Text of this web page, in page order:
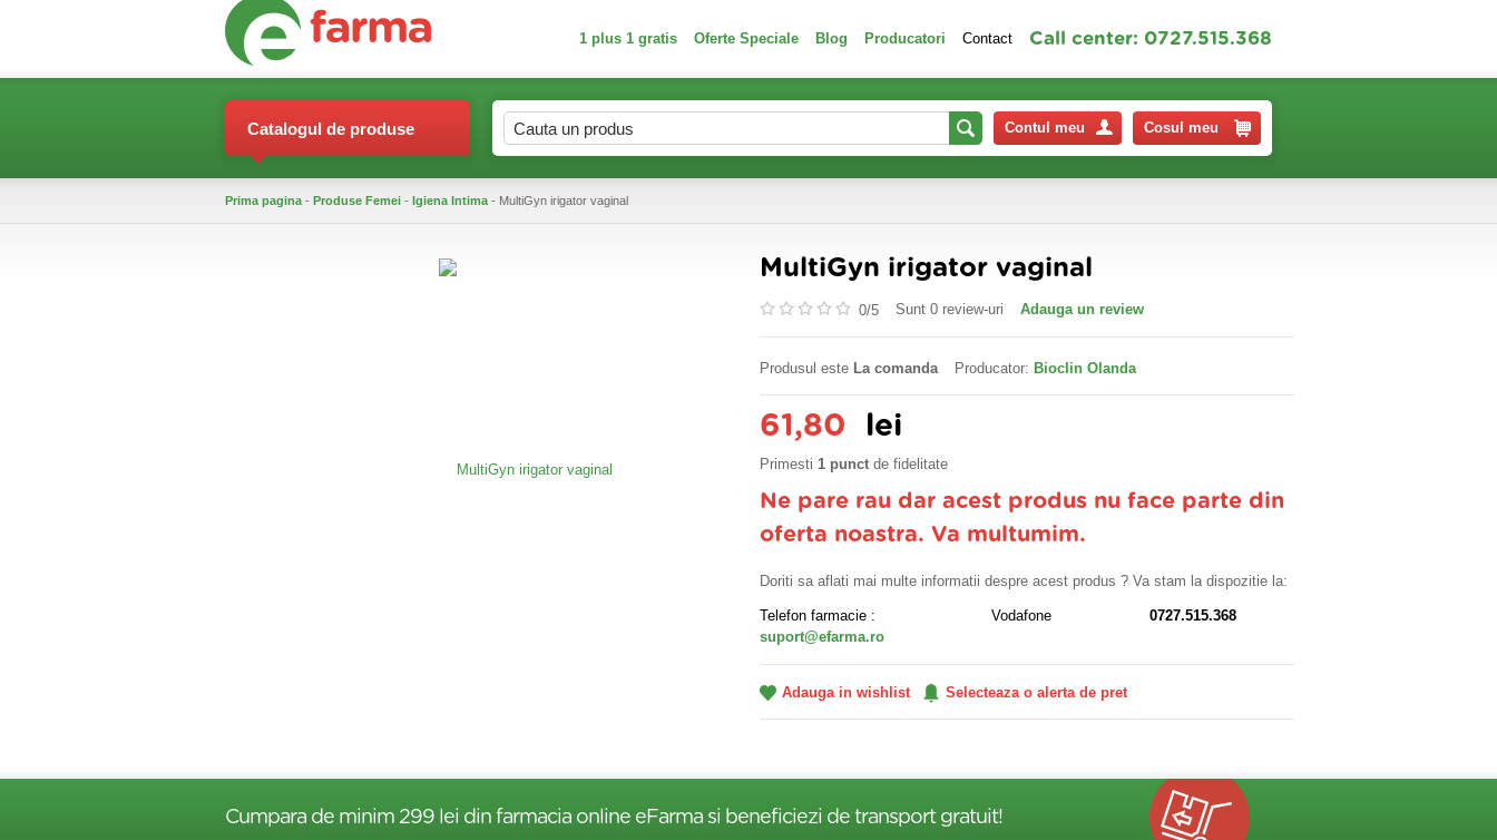
1 plus 1 gratis Oferte Speciale Blog Producatori Contact Call center: 0727.515.368
Catalogul de produse Contul meu Cosul meu
Prima pagina - Produse Femei - Igiena Intima - MultiGyn irigator vaginal
MultiGyn irigator vaginal
0/5 Sunt 0 review-uri Adauga un review
Produsul este La comanda Producator: Bioclin Olanda
61,80 lei
Primesti 1 punct de fidelitate
Ne pare rau dar acest produs nu face parte din
oferta noastra. Va multumim.
Doriti sa aflati mai multe informatii despre acest produs ? Va stam la dispozitie la:
Telefon farmacie : Vodafone
0727.515.368
suport@efarma.ro
Adauga in wishlist Selecteaza o alerta de pret
Cumpara de minim 299 lei din farmacia online eFarma si beneficiezi de transport gratuit!